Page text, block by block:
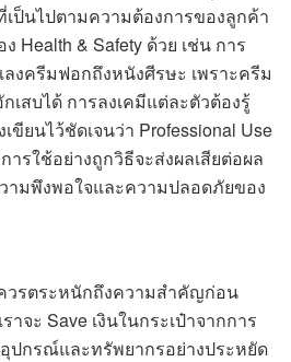
ป็นไปตามความต้องการของลูกค้า
ง Health & Safety ด้วย เช่น การ
งครีมฟอกถึงหนังศีรษะ เพราะครีม
เสบได้ การลงเคมีแต่ละตัวต้องรู้
ขียนไว้ชัดเจนว่า Professional Use
ารใช้อย่างถูกวิธีจะส่งผลเสียต่อผล
ามพึงพอใจและความปลอดภัยของ
วรตระหนักถึงความสำคัญก่อน
าจะ Save เงินในกระเป๋าจากการ
ปกรณ์และทรัพยากรอย่างประหยัด